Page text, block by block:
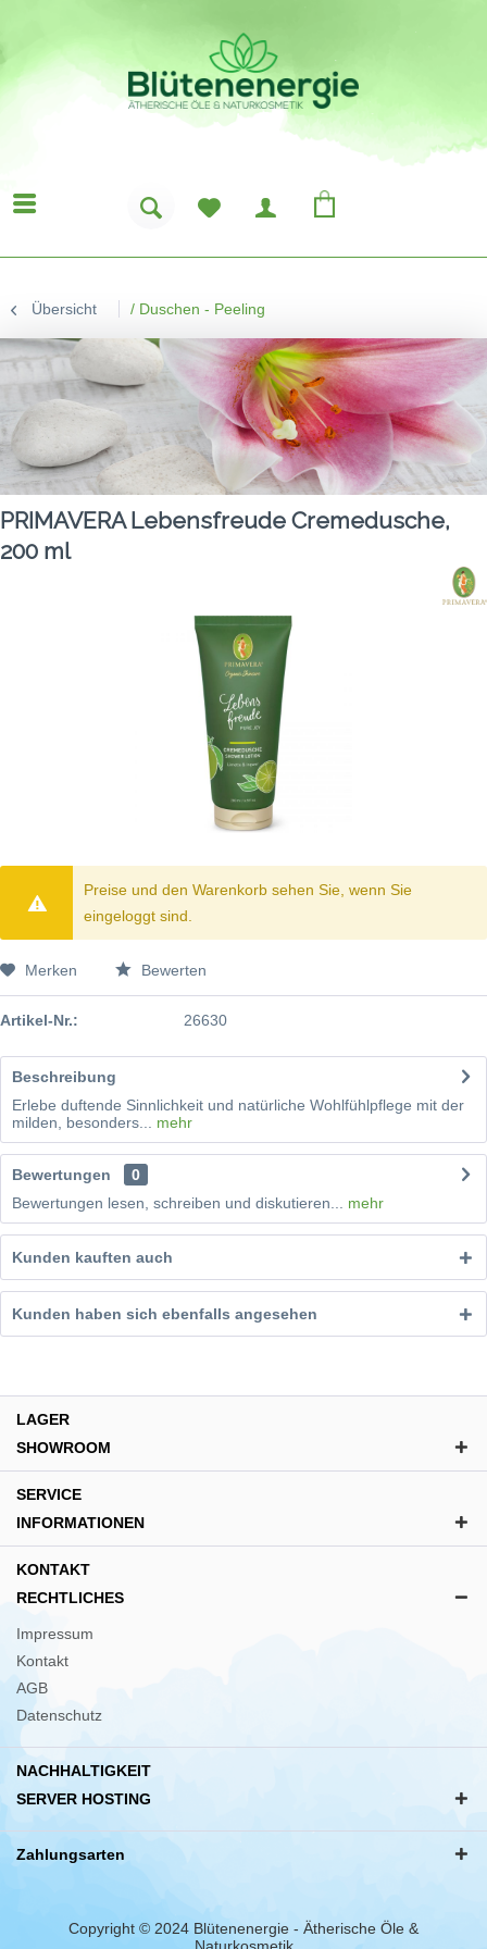
Übersicht / Duschen - Peeling
PRIMAVERA Lebensfreude Cremedusche,
200 ml
Preise und den Warenkorb sehen Sie, wenn Sie
eingeloggt sind.
Merken Bewerten
Artikel-Nr.: 26630
Beschreibung
Erlebe duftende Sinnlichkeit und natürliche Wohlfühlpflege mit der
milden, besonders... mehr
Bewertungen
0
Bewertungen lesen, schreiben und diskutieren... mehr
Kunden kauften auch
Kunden haben sich ebenfalls angesehen
LAGER
SHOWROOM
SERVICE
INFORMATIONEN
KONTAKT
RECHTLICHES
Impressum
Kontakt
AGB
Datenschutz
NACHHALTIGKEIT
SERVER HOSTING
Zahlungsarten
Copyright © 2024 Blütenenergie - Ätherische Öle &